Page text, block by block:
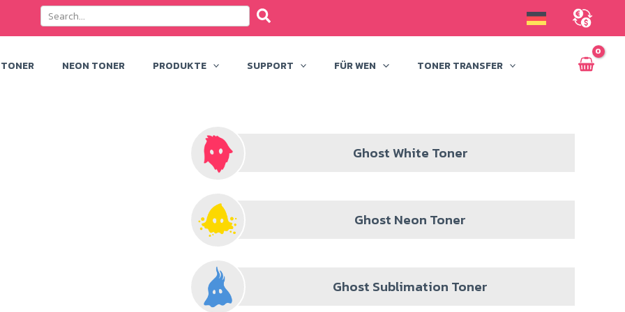
NEON TONER PRODUKTE SUPPORT FÜR WEN TONER TRANSFER
Ghost White Toner
Ghost Neon Toner
Ghost Sublimation Toner